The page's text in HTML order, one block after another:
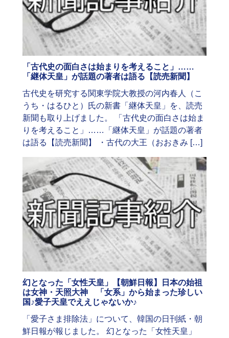
「古代史の面白さは始まりを考えること」……
「継体天皇」が話題の著者は語る【読売新聞】
古代史を研究する関東学院大教授の河内春人（こ
うち・はるひと）氏の新書「継体天皇」を、読売
新聞も取り上げました。 「古代史の面白さは始ま
りを考えること」……「継体天皇」が話題の著者
は語る【読売新聞】 ・古代の大王（おおきみ […]
幻となった「女性天皇」【朝鮮日報】日本の始祖
は女神・天照大神 「女系」から始まった珍しい
国♪愛子天皇でええじゃないか♪
「愛子さま排除法」について、韓国の日刊紙・朝
鮮日報が報じました。 幻となった「女性天皇」